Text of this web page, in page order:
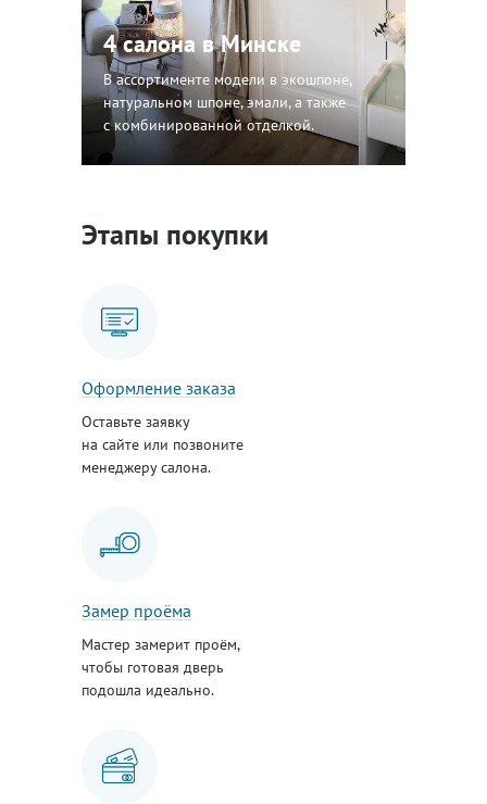
4 салона в Минске
В ассортименте модели в экошпоне,
натуральном шпоне, эмали, а также
с комбинированной отделкой.
Этапы покупки
Оформление заказа
Оставьте заявку
на сайте или позвоните
менеджеру салона.
Замер проёма
Мастер замерит проём,
чтобы готовая дверь
подошла идеально.